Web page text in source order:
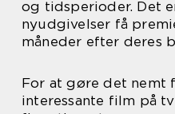
og tidsperioder. Det
nyudgivelser få
måneder efter deres
For at gøre det nemt
interessante film på